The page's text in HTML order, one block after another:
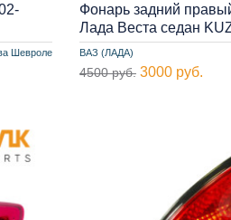
Шевроле ВАЗ (ЛАДА)
Фонарь задний
Лада Веста седан
4500 руб. 3000 руб.